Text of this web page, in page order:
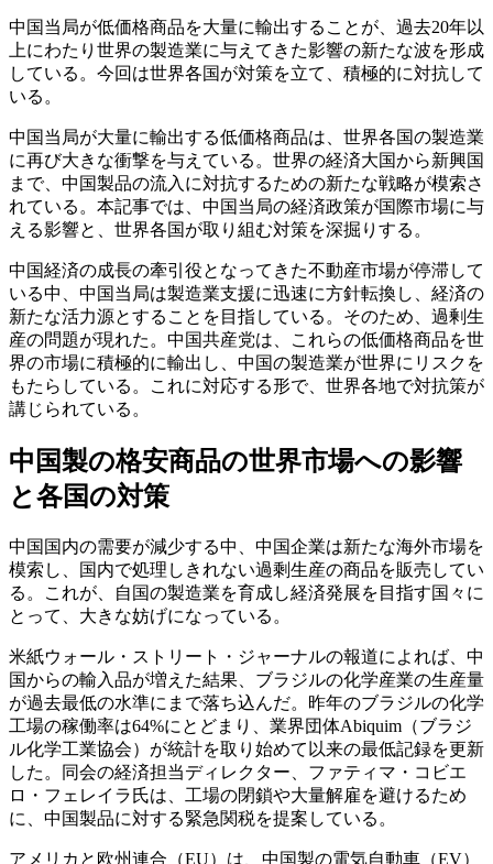
中国当局が低価格商品を大量に輸出することが、過去20年以
上にわたり世界の製造業に与えてきた影響の新たな波を形成
している。今回は世界各国が対策を立て、積極的に対抗して
いる。
中国当局が大量に輸出する低価格商品は、世界各国の製造業
に再び大きな衝撃を与えている。世界の経済大国から新興国
まで、中国製品の流入に対抗するための新たな戦略が模索さ
れている。本記事では、中国当局の経済政策が国際市場に与
える影響と、世界各国が取り組む対策を深掘りする。
中国経済の成長の牽引役となってきた不動産市場が停滞して
いる中、中国当局は製造業支援に迅速に方針転換し、経済の
新たな活力源とすることを目指している。そのため、過剰生
産の問題が現れた。中国共産党は、これらの低価格商品を世
界の市場に積極的に輸出し、中国の製造業が世界にリスクを
もたらしている。これに対応する形で、世界各地で対抗策が
講じられている。
中国製の格安商品の世界市場への影響
と各国の対策
中国国内の需要が減少する中、中国企業は新たな海外市場を
模索し、国内で処理しきれない過剩生産の商品を販売してい
る。これが、自国の製造業を育成し経済発展を目指す国々に
とって、大きな妨げになっている。
米紙ウォール・ストリート・ジャーナルの報道によれば、中
国からの輸入品が増えた結果、ブラジルの化学産業の生産量
が過去最低の水準にまで落ち込んだ。昨年のブラジルの化学
工場の稼働率は64%にとどまり、業界団体Abiquim（ブラジ
ル化学工業協会）が統計を取り始めて以来の最低記録を更新
した。同会の経済担当ディレクター、ファティマ・コビエ
ロ・フェレイラ氏は、工場の閉鎖や大量解雇を避けるため
に、中国製品に対する緊急関税を提案している。
アメリカと欧州連合（EU）は、中国製の電気自動車（EV）